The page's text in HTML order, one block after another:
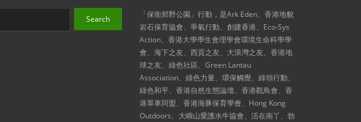
「保衛郊野公園」行動，是Ark Eden、香港地貌
岩石保育協會、爭氣行動、創建香港、Eco-Sys
Action、香港大學學生會理學會環境生命科學學
會、海下之友、西貢之友、大浪灣之友、香港地
球之友、綠色社區、Green Lantau
Association、綠色力量、環保觸覺、綠領行動、
綠色和平、香港自然生態論壇、香港觀鳥會、香
港單車同盟、香港海豚保育學會、Hong Kong
Outdoors、大嶼山愛護水牛協會、活在南丫、勃